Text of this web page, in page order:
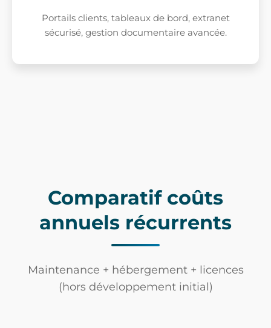
Portails clients, tableaux de bord, extranet
sécurisé, gestion documentaire avancée.
Comparatif coûts
annuels récurrents
Maintenance + hébergement + licences
(hors développement initial)